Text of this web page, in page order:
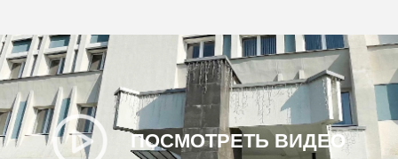
ПОСМОТРЕТЬ ВИДЕО